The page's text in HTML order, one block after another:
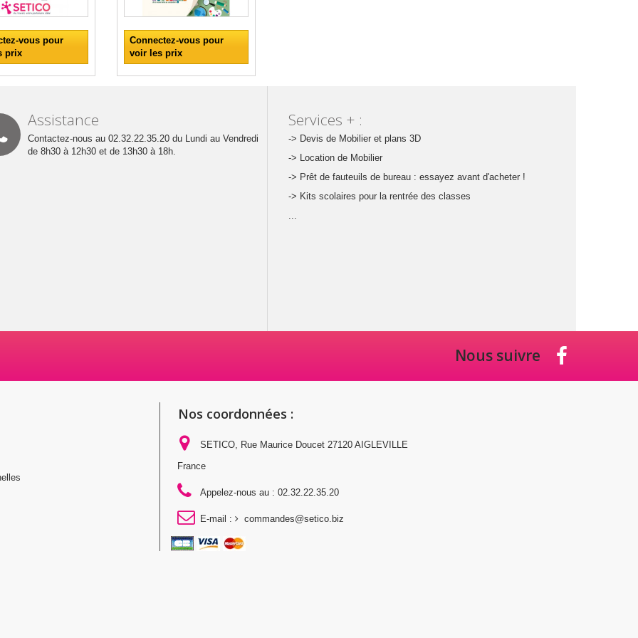
vous pour
prix
Connectez-vous pour
voir les prix
Assistance
Contactez-nous au 02.32.22.35.20 du Lundi au Vendredi
de 8h30 à 12h30 et de 13h30 à 18h.
Services + :
-> Devis de Mobilier et plans 3D
-> Location de Mobilier
-> Prêt de fauteuils de bureau : essayez avant d'acheter !
-> Kits scolaires pour la rentrée des classes
Nous suivre
Nos coordonnées :
SETICO, Rue Maurice Doucet 27120 AIGLEVILLE
France
Appelez-nous au : 02.32.22.35.20
E-mail : commandes@setico.biz